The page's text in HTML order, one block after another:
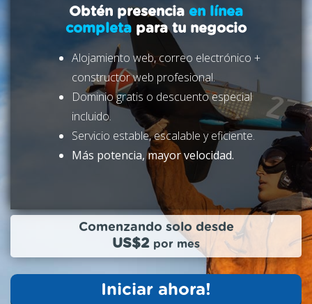
Obtén presencia en línea
completa para tu negocio
Alojamiento web, correo electrónico +
constructor web profesional.
Dominio gratis o descuento especial
incluido.
Servicio estable, escalable y eficiente.
Más potencia, mayor velocidad.
Comenzando solo desde
US$2 por mes
Iniciar ahora!